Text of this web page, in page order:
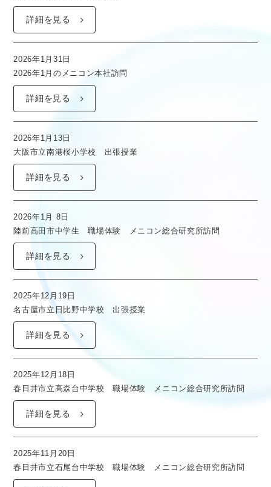
詳細を見る
2026年1月31日
2026年1月のメニコン本社訪問
詳細を見る
2026年1月13日
大阪市立南港桜小学校 出張授業
詳細を見る
2026年1月 8日
陸前高田市中学生 職場体験 メニコン総合研究所訪問
詳細を見る
2025年12月19日
名古屋市立日比野中学校 出張授業
詳細を見る
2025年12月18日
春日井市立高森台中学校 職場体験 メニコン総合研究所訪問
詳細を見る
2025年11月20日
春日井市立石尾台中学校 職場体験 メニコン総合研究所訪問